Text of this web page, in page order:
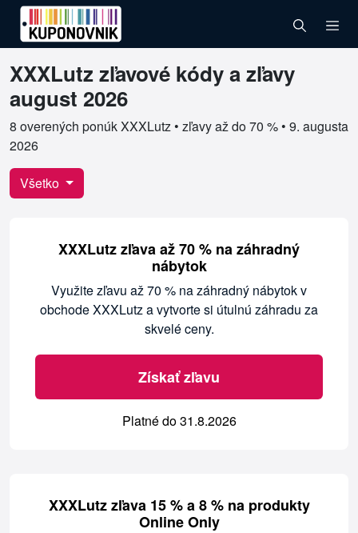
XXXLutz zľavové kódy a zľavy
august 2026
8 overených ponúk XXXLutz • zľavy až do 70 % • 9. augusta
2026
Overené kupóny pre XXXLutz
Všetko
XXXLutz zľava až 70 % na záhradný
nábytok
Využite zľavu až 70 % na záhradný nábytok v
obchode XXXLutz a vytvorte si útulnú záhradu za
skvelé ceny.
Získať zľavu
Platné do 31.8.2026
XXXLutz zľava 15 % a 8 % na produkty
Online Only